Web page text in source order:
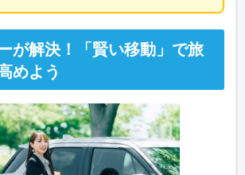
が解決！「賢い移動」で旅
めよう